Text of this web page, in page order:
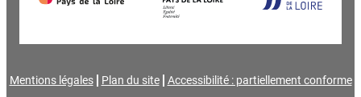
Mentions légales Plan du site Accessibilité : partiellement conforme